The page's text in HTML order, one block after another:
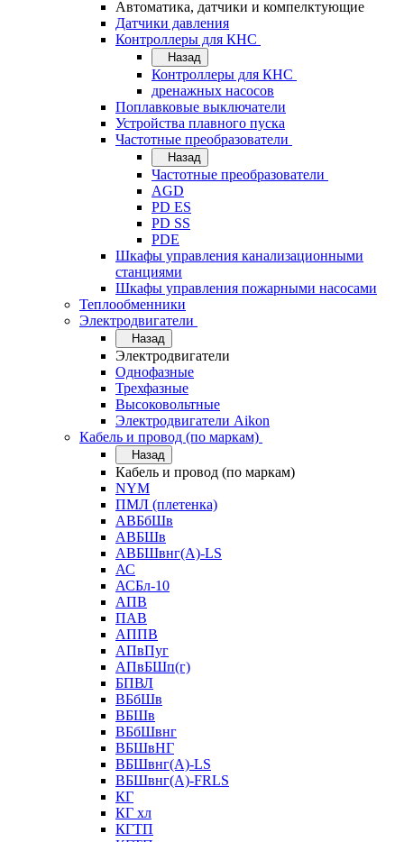
Автоматика, датчики и компелктующие
Датчики давления
Контроллеры для КНС
Назад
Контроллеры для КНС
дренажных насосов
Поплавковые выключатели
Устройства плавного пуска
Частотные преобразователи
Назад
Частотные преобразователи
AGD
PD ES
PD SS
PDE
Шкафы управления канализационными
станциями
Шкафы управления пожарными насосами
Теплообменники
Электродвигатели
Назад
Электродвигатели
Однофазные
Трехфазные
Высоковольтные
Электродвигатели Aikon
Кабель и провод (по маркам)
Назад
Кабель и провод (по маркам)
NYM
ПМЛ (плетенка)
АВБбШв
АВБШв
АВБШвнг(А)-LS
АС
АСБл-10
АПВ
ПАВ
АППВ
АПвПуг
АПвБШп(г)
БПВЛ
ВБбШв
ВБШв
ВБбШвнг
ВБШвНГ
ВБШвнг(А)-LS
ВБШвнг(А)-FRLS
КГ
КГ хл
КГТП